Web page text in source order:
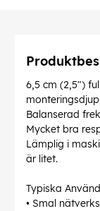
6,5 cm (2,5")
Balanserad
Mycket bra
Lämplig i
är litet.
Typiska
• Smal